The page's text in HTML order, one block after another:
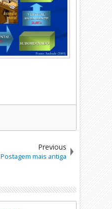
Previous
Postagem mais antiga